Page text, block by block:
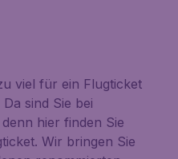
viel für ein Flugticket
sind Sie bei
hier finden Sie
Wir bringen Sie